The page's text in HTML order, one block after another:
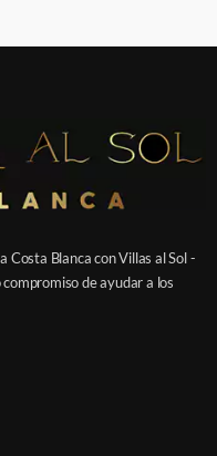
Costa Blanca con Villas al Sol -
de ayudar a los